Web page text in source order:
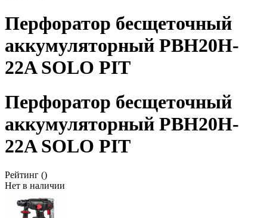
Перфоратор бесщеточный
аккумуляторный PBH20H-
22A SOLO PIT
Перфоратор бесщеточный
аккумуляторный PBH20H-
22A SOLO PIT
Рейтинг ()
Нет в наличии